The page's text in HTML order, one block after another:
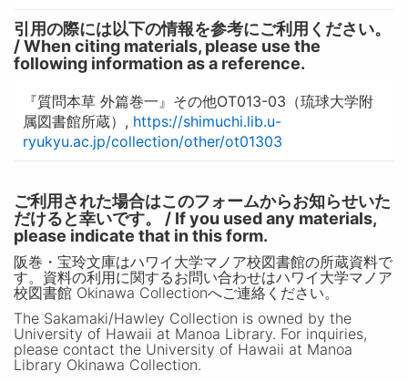
引用の際には以下の情報を参考にご利用ください。
/ When citing materials, please use the
following information as a reference.
『質問本草 外篇巻一』その他OT013-03（琉球大学附
属図書館所蔵）, https://shimuchi.lib.u-
ryukyu.ac.jp/collection/other/ot01303
ご利用された場合はこのフォームからお知らせいた
だけると幸いです。 / If you used any materials,
please indicate that in this form.
阪巻・宝玲文庫はハワイ大学マノア校図書館の所蔵資料で
す。資料の利用に関するお問い合わせはハワイ大学マノア
校図書館 Okinawa Collectionへご連絡ください。
The Sakamaki/Hawley Collection is owned by the
University of Hawaii at Manoa Library. For inquiries,
please contact the University of Hawaii at Manoa
Library Okinawa Collection.